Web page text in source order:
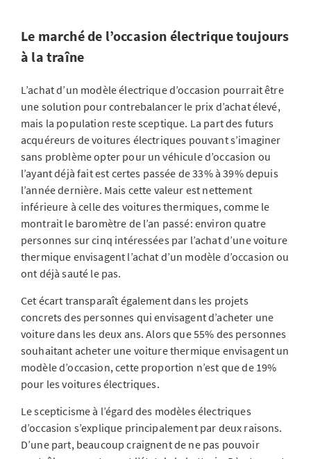
Le marché de l’occasion électrique toujours
à la traîne
L’achat d’un modèle électrique d’occasion pourrait être
une solution pour contrebalancer le prix d’achat élevé,
mais la population reste sceptique. La part des futurs
acquéreurs de voitures électriques pouvant s’imaginer
sans problème opter pour un véhicule d’occasion ou
l’ayant déjà fait est certes passée de 33% à 39% depuis
l’année dernière. Mais cette valeur est nettement
inférieure à celle des voitures thermiques, comme le
montrait le baromètre de l’an passé: environ quatre
personnes sur cinq intéressées par l’achat d’une voiture
thermique envisagent l’achat d’un modèle d’occasion ou
ont déjà sauté le pas.
Cet écart transparaît également dans les projets
concrets des personnes qui envisagent d’acheter une
voiture dans les deux ans. Alors que 55% des personnes
souhaitant acheter une voiture thermique envisagent un
modèle d’occasion, cette proportion n’est que de 19%
pour les voitures électriques.
Le scepticisme à l’égard des modèles électriques
d’occasion s’explique principalement par deux raisons.
D’une part, beaucoup craignent de ne pas pouvoir